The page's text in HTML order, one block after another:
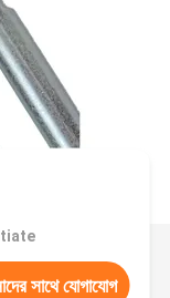
সাথে যোগাযোগ